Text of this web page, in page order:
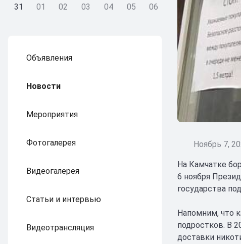
31 01 02 03 04 05 06
Объявления
Новости
Мероприятия
Фотогалерея
Видеогалерея
Статьи и интервью
Видеотрансляция
Ноябрь 7,
На Камчатке
6 ноября
государства
Напомним, что
подростков. В
доставки